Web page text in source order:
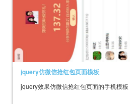
jquery仿微信抢红包页面模板
jquery效果仿微信抢红包页面的手机模板